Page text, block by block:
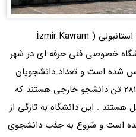
(
İzmir Kavram
خصوصی فنی حرفه ای در شهر
که در سال 2008 تاسیس شده است و تعداد دانشجویان
آن 10.898 است که از میان آنان 281 تن دانشجو خارجی هستند که
. این دانشگاه به تازگی از
است و شروع به جذب دانشجوی